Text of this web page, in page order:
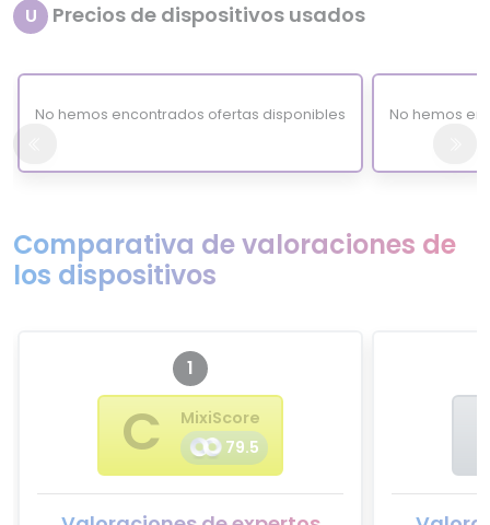
U Precios de dispositivos usados
No hemos encontrados ofertas disponibles No hemos
Comparativa de valoraciones de
los dispositivos
1
C
MixiScore
79.5